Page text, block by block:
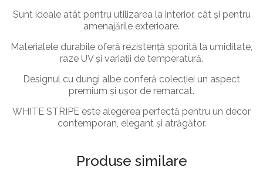
Sunt ideale atât pentru utilizarea la interior, cât și pentru
amenajările exterioare.
Materialele durabile oferă rezistență sporită la umiditate,
raze UV și variații de temperatură.
Designul cu dungi albe conferă colecției un aspect
premium și ușor de remarcat.
WHITE STRIPE este alegerea perfectă pentru un decor
contemporan, elegant și atrăgător.
Produse similare